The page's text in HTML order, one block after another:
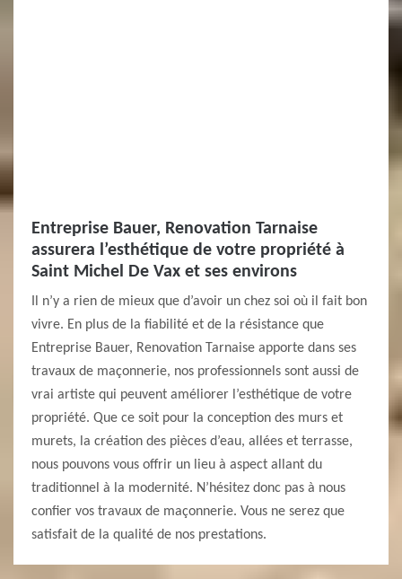
Entreprise Bauer, Renovation Tarnaise
assurera l’esthétique de votre propriété à
Saint Michel De Vax et ses environs
Il n’y a rien de mieux que d’avoir un chez soi où il fait bon
vivre. En plus de la fiabilité et de la résistance que
Entreprise Bauer, Renovation Tarnaise apporte dans ses
travaux de maçonnerie, nos professionnels sont aussi de
vrai artiste qui peuvent améliorer l’esthétique de votre
propriété. Que ce soit pour la conception des murs et
murets, la création des pièces d’eau, allées et terrasse,
nous pouvons vous offrir un lieu à aspect allant du
traditionnel à la modernité. N’hésitez donc pas à nous
confier vos travaux de maçonnerie. Vous ne serez que
satisfait de la qualité de nos prestations.